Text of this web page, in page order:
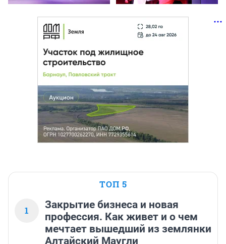
ТОП 5
1
Закрытие бизнеса и новая
профессия. Как живет и о чем
мечтает вышедший из землянки
Алтайский Маугли